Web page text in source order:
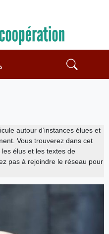
autour d’instances élues et
Vous trouverez dans cet
élus et les textes de
pas à rejoindre le réseau pour